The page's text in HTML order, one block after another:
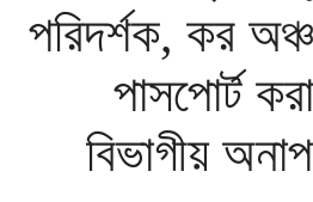
পরিদর্শক, কর
পাসপোর্ট
বিভাগীয়